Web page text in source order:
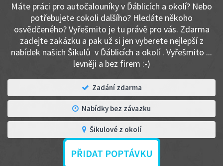
Máte práci pro autočalouníky v Ďáblicích a okolí? Nebo
potřebujete cokoli dalšího? Hledáte někoho
osvědčeného? Vyřešmito je tu právě pro vás. Zdarma
zadejte zakázku a pak už si jen vyberete nejlepší z
nabídek našich Šikulů v Ďáblicích a okolí . Vyřešmito ...
levněji a bez firem :-)
Zadání zdarma
Nabídky bez závazku
Šikulové z okolí
PŘIDAT POPTÁVKU